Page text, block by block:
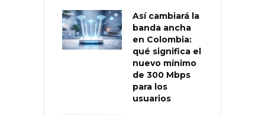
Así cambiará la
banda ancha
en Colombia:
qué significa el
nuevo mínimo
de 300 Mbps
para los
usuarios